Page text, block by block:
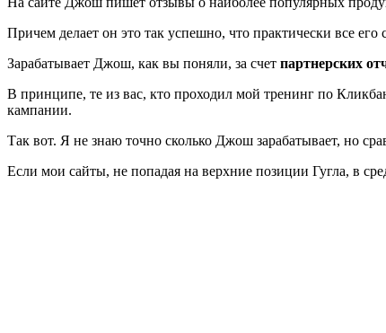
Причем делает он это так успешно, что практически все его
Зарабатывает Джош, как вы поняли, за счет партнерских
В принципе, те из вас, кто проходил мой тренинг по
кампании.
Так вот. Я не знаю точно сколько Джош зарабатывает, но
Если мои сайты, не попадая на верхние позиции Гугла, в